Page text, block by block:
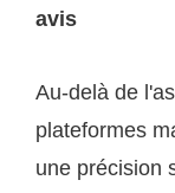
avis
Au-delà de
plateformes
une précision